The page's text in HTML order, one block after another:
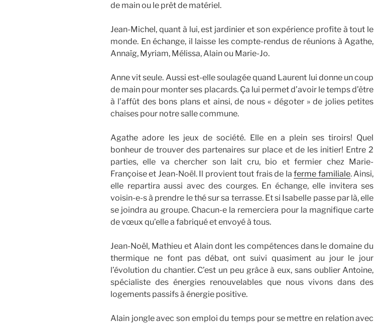
de main ou le prêt de matériel.
Jean-Michel, quant à lui, est jardinier et son expérience profite à tout le
monde. En échange, il laisse les compte-rendus de réunions à Agathe,
Annaïg, Myriam, Mélissa, Alain ou Marie-Jo.
Anne vit seule. Aussi est-elle soulagée quand Laurent lui donne un coup
de main pour monter ses placards. Ça lui permet d’avoir le temps d’être
à l’affût des bons plans et ainsi, de nous « dégoter » de jolies petites
chaises pour notre salle commune.
Agathe adore les jeux de société. Elle en a plein ses tiroirs! Quel
bonheur de trouver des partenaires sur place et de les initier! Entre 2
parties, elle va chercher son lait cru, bio et fermier chez Marie-
Françoise et Jean-Noël. Il provient tout frais de laferme familiale. Ainsi,
elle repartira aussi avec des courges. En échange, elle invitera ses
voisin-e-s à prendre le thé sur sa terrasse. Et si Isabelle passe par là, elle
se joindra au groupe. Chacun-e la remerciera pour la magnifique carte
de vœux qu’elle a fabriqué et envoyé à tous.
Jean-Noël, Mathieu et Alain dont les compétences dans le domaine du
thermique ne font pas débat, ont suivi quasiment au jour le jour
l’évolution du chantier. C’est un peu grâce à eux, sans oublier Antoine,
spécialiste des énergies renouvelables que nous vivons dans des
logements passifs à énergie positive.
Alain jongle avec son emploi du temps pour se mettre en relation avec